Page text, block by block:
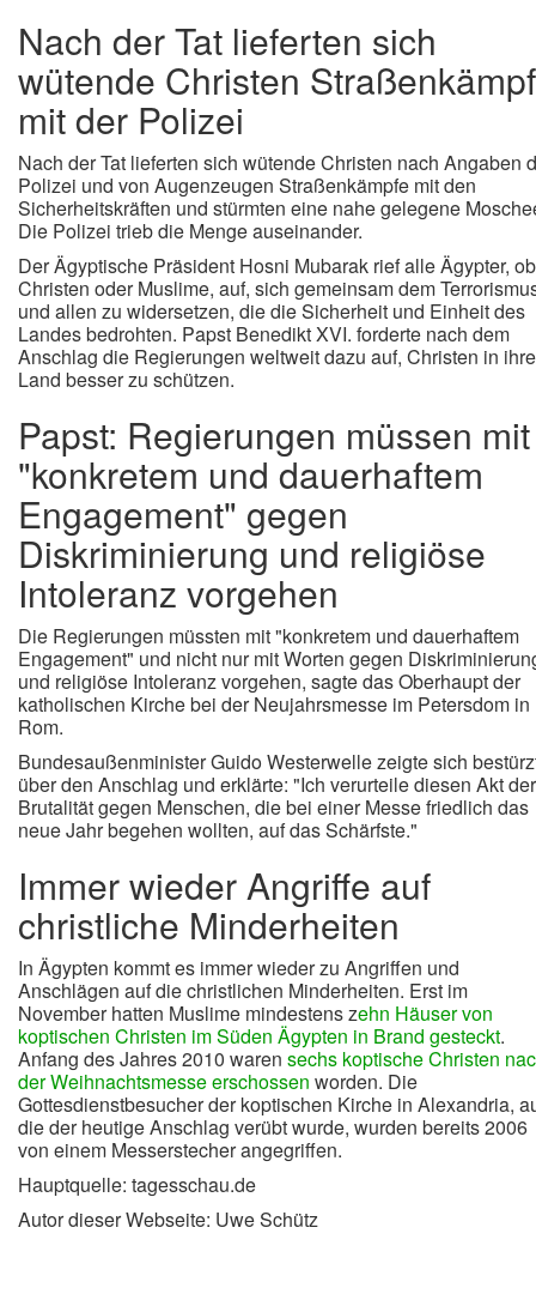
Nach der Tat lieferten sich
wütende Christen
mit der Polizei
Nach der Tat lieferten sich wütende Christen nach Angaben
Polizei und von Augenzeugen Straßenkämpfe mit den
Sicherheitskräften und stürmten eine nahe gelegene
Die Polizei trieb die Menge auseinander.
Der Ägyptische Präsident Hosni Mubarak rief alle Ägypter, ob
Christen oder Muslime, auf, sich gemeinsam dem
und allen zu widersetzen, die die Sicherheit und Einheit des
Landes bedrohten. Papst Benedikt XVI. forderte nach dem
Anschlag die Regierungen weltweit dazu auf, Christen in
Land besser zu schützen.
Papst: Regierungen müssen mit
"konkretem und dauerhaftem
Engagement" gegen
Diskriminierung und religiöse
Intoleranz vorgehen
Die Regierungen müssten mit "konkretem und dauerhaftem
Engagement" und nicht nur mit Worten gegen
und religiöse Intoleranz vorgehen, sagte das Oberhaupt der
katholischen Kirche bei der Neujahrsmesse im Petersdom in
Rom.
Bundesaußenminister Guido Westerwelle zeigte sich
über den Anschlag und erklärte: "Ich verurteile diesen Akt der
Brutalität gegen Menschen, die bei einer Messe friedlich das
neue Jahr begehen wollten, auf das Schärfste."
Immer wieder Angriffe auf
christliche Minderheiten
In Ägypten kommt es immer wieder zu Angriffen und
Anschlägen auf die christlichen Minderheiten. Erst im
November hatten Muslime mindestens zehn Häuser von
koptischen Christen im Süden Ägypten in Brand gesteckt.
Anfang des Jahres 2010 waren sechs koptische Christen
der Weihnachtsmesse erschossen worden. Die
Gottesdienstbesucher der koptischen Kirche in Alexandria,
die der heutige Anschlag verübt wurde, wurden bereits 2006
von einem Messerstecher angegriffen.
Hauptquelle: tagesschau.de
Autor dieser Webseite: Uwe Schütz